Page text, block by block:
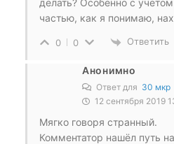
делать? Особенно с
частью, как я понимаю,
0 0 Ответить
Анонимно
Ответ для 30 мкр
12 сентября 2019
Мягко говоря странный.
Комментатор нашёл путь